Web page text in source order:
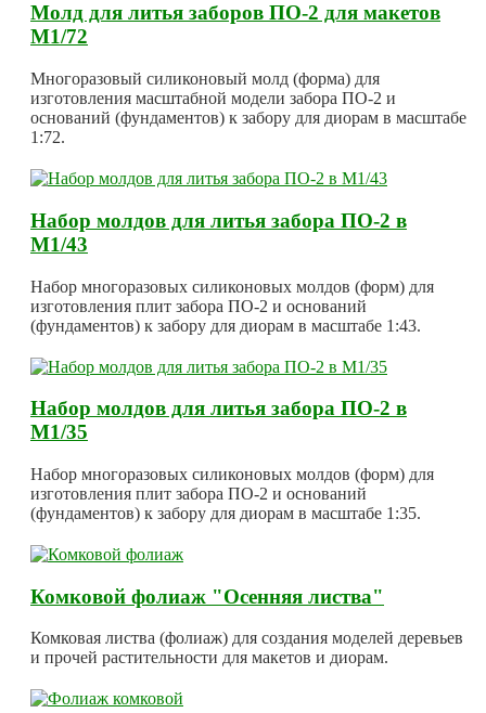
Молд для литья заборов ПО-2 для макетов
М1/72
Многоразовый силиконовый молд (форма) для
изготовления масштабной модели забора ПО-2 и
оснований (фундаментов) к забору для диорам в масштабе
1:72.
Набор молдов для литья забора ПО-2 в
М1/43
Набор многоразовых силиконовых молдов (форм) для
изготовления плит забора ПО-2 и оснований
(фундаментов) к забору для диорам в масштабе 1:43.
Набор молдов для литья забора ПО-2 в
М1/35
Набор многоразовых силиконовых молдов (форм) для
изготовления плит забора ПО-2 и оснований
(фундаментов) к забору для диорам в масштабе 1:35.
Комковой фолиаж "Осенняя листва"
Комковая листва (фолиаж) для создания моделей деревьев
и прочей растительности для макетов и диорам.